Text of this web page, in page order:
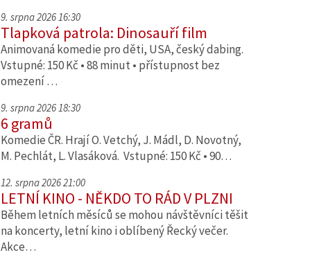
9. srpna 2026 16:30
Tlapková patrola: Dinosauří film
Animovaná komedie pro děti, USA, český dabing.
Vstupné: 150 Kč • 88 minut • přístupnost bez
omezení …
9. srpna 2026 18:30
6 gramů
Komedie ČR. Hrají O. Vetchý, J. Mádl, D. Novotný,
M. Pechlát, L. Vlasáková. Vstupné: 150 Kč • 90…
12. srpna 2026 21:00
LETNÍ KINO - NĚKDO TO RÁD V PLZNI
Během letních měsíců se mohou návštěvníci těšit
na koncerty, letní kino i oblíbený Řecký večer.
Akce…